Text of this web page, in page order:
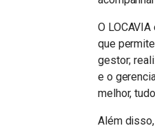
O
que
gestor;
e o
melhor,
Além